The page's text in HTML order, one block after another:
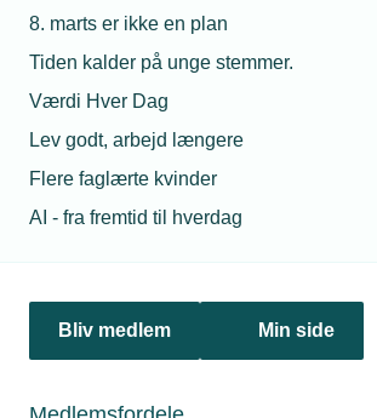
8. marts er ikke en plan
Tiden kalder på unge stemmer.
Værdi Hver Dag
Lev godt, arbejd længere
Flere faglærte kvinder
AI - fra fremtid til hverdag
Bliv medlem Min side
Politik & analyse
jura@tekniq.dk
tekniq@tekniq.dk